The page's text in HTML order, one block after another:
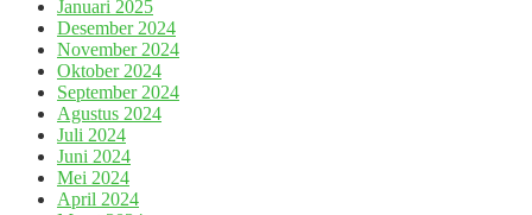
Januari 2025
Desember 2024
November 2024
Oktober 2024
September 2024
Agustus 2024
Juli 2024
Juni 2024
Mei 2024
April 2024